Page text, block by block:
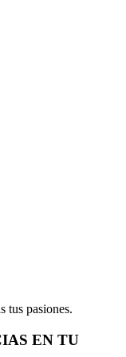
tus pasiones.
EN TU